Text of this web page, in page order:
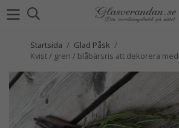
Startsida / Glad Påsk /
Kvist / gren / blåbärsris att dekorera